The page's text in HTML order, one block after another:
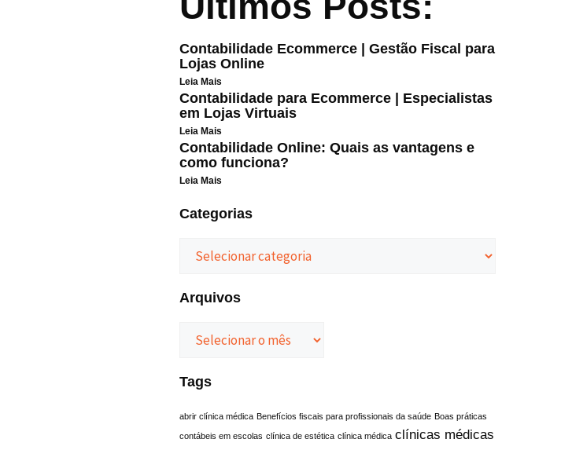
Contabilidade Ecommerce | Gestão Fiscal para
Lojas Online
Leia Mais
Contabilidade para Ecommerce | Especialistas
em Lojas Virtuais
Leia Mais
Contabilidade Online: Quais as vantagens e
como funciona?
Leia Mais
Categorias
Arquivos
Tags
abrir clínica médica Benefícios fiscais para profissionais da saúde Boas práticas
contábeis em escolas clínica de estética clínica médica clínicas médicas